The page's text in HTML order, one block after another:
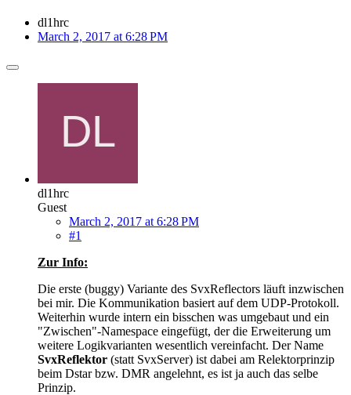
dl1hrc
March 2, 2017 at 6:28 PM
dl1hrc
Guest
March 2, 2017 at 6:28 PM
#1
Zur Info:
Die erste (buggy) Variante des SvxReflectors läuft inzwischen
bei mir. Die Kommunikation basiert auf dem UDP-Protokoll.
Weiterhin wurde intern ein bisschen was umgebaut und ein
"Zwischen"-Namespace eingefügt, der die Erweiterung um
weitere Logikvarianten wesentlich vereinfacht. Der Name
SvxReflektor (statt SvxServer) ist dabei am Relektorprinzip
beim Dstar bzw. DMR angelehnt, es ist ja auch das selbe
Prinzip.